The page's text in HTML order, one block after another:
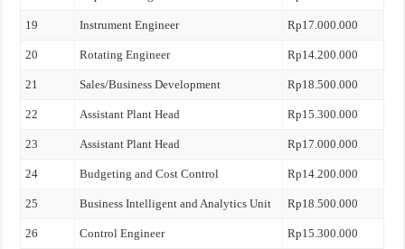
19 Instrument Engineer Rp17.000.000
20 Rotating Engineer Rp14.200.000
21 Sales/Business Development Rp18.500.000
22 Assistant Plant Head Rp15.300.000
23 Assistant Plant Head Rp17.000.000
24 Budgeting and Cost Control Rp14.200.000
25 Business Intelligent and Analytics Unit Rp18.500.000
26 Control Engineer Rp15.300.000